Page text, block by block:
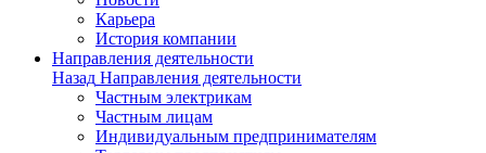
Карьера
История компании
Направления деятельности
Назад Направления деятельности
Частным электрикам
Частным лицам
Индивидуальным предпринимателям